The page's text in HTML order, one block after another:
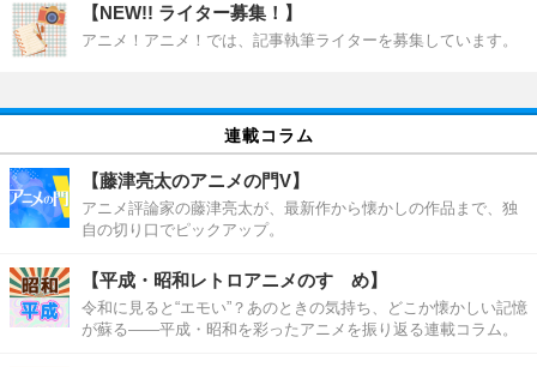
【NEW!! ライター募集！】
アニメ！アニメ！では、記事執筆ライターを募集しています。
連載コラム
【藤津亮太のアニメの門V】
アニメ評論家の藤津亮太が、最新作から懐かしの作品まで、独
自の切り口でピックアップ。
【平成・昭和レトロアニメのすゝめ】
令和に見ると“エモい”？あのときの気持ち、どこか懐かしい記憶
が蘇る――平成・昭和を彩ったアニメを振り返る連載コラム。